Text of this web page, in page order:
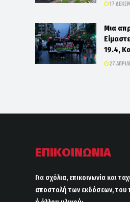
17
Μια
19.4,
27
ΕΠΙΚΟΙΝΩΝΙΑ
Για σχόλια, επικοινωνία και
αποστολή των εκδόσεων, του